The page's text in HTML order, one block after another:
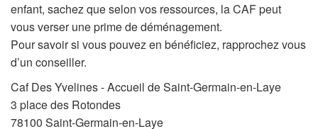
enfant, sachez que selon vos ressources, la CAF peut
vous verser une prime de déménagement.
Pour savoir si vous pouvez en bénéficiez, rapprochez vous
d’un conseiller.
Caf Des Yvelines - Accueil de Saint-Germain-en-Laye
3 place des Rotondes
78100 Saint-Germain-en-Laye